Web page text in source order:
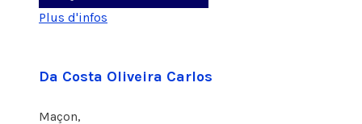
Plus d'infos
Da Costa Oliveira Carlos
Maçon,